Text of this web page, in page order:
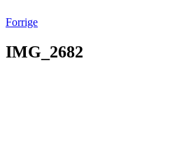
Forrige
IMG_2682